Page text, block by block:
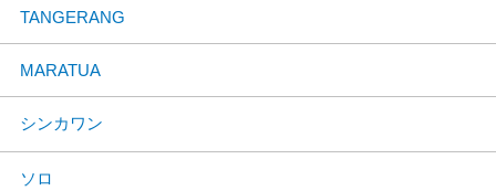
TANGERANG
MARATUA
シンカワン
ソロ